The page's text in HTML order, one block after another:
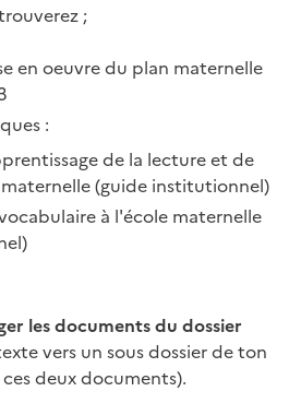
;
en oeuvre du plan maternelle
:
de la lecture et de
maternelle (guide institutionnel)
à l'école maternelle
les documents du dossier
vers un sous dossier de ton
deux documents).